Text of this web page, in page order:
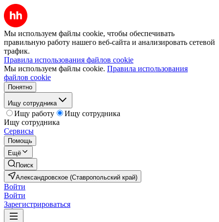
Мы используем файлы cookie, чтобы обеспечивать
правильную работу нашего веб-сайта и анализировать сетевой
трафик.
Правила использования файлов cookie
Мы используем файлы cookie. Правила использования
файлов cookie
Понятно
Ищу сотрудника
Ищу работу
Ищу сотрудника
Ищу сотрудника
Сервисы
Помощь
Ещё
Поиск
Александровское (Ставропольский край)
Войти
Войти
Зарегистрироваться